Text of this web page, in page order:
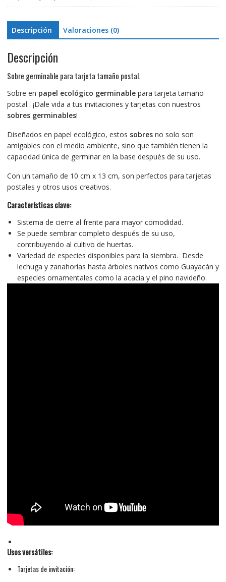
para
tarjeta
postal.
Descripción Valoraciones (0)
Descripción
Sobre germinable para tarjeta tamaño postal.
Sobre en papel ecológico germinable para tarjeta tamaño
postal. ¡Dale vida a tus invitaciones y tarjetas con nuestros
sobres germinables!
Diseñados en papel ecológico, estos sobresno solo son
amigables con el medio ambiente, sino que también tienen la
capacidad única de germinar en la base después de su uso.
Con un tamaño de 10 cm x 13 cm, son perfectos para tarjetas
postales y otros usos creativos.
Características clave:
Sistema de cierre al frente para mayor comodidad.
Se puede sembrar completo después de su uso,
contribuyendo al cultivo de huertas.
Variedad de especies disponibles para la siembra. Desde
lechuga y zanahorias hasta árboles nativos como Guayacán y
especies ornamentales como la acacia y el pino navideño.
Usos versátiles:
Tarjetas de invitación: